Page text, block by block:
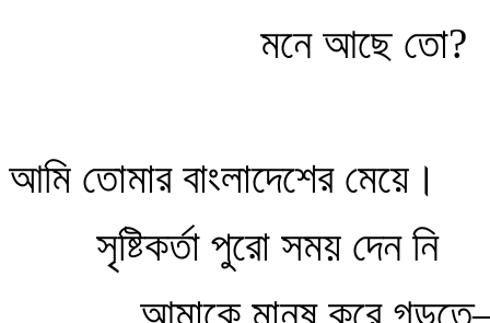
মনে আছে তো?
আমি তোমার বাংলাদেশের মেয়ে।
সৃষ্টিকর্তা পুরো সময় দেন নি